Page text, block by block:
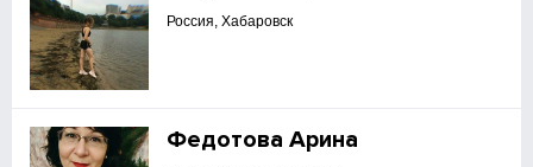
Россия, Хабаровск
Федотова Арина